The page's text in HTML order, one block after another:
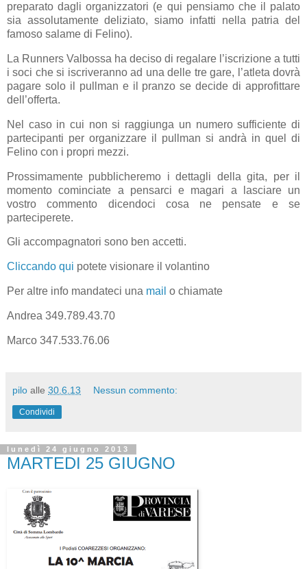
preparato dagli organizzatori (e qui pensiamo che il palato
sia assolutamente deliziato, siamo infatti nella patria del
famoso salame di Felino).
La Runners Valbossa ha deciso di regalare l’iscrizione a tutti
i soci che si iscriveranno ad una delle tre gare, l’atleta dovrà
pagare solo il pullman e il pranzo se decide di approfittare
dell’offerta.
Nel caso in cui non si raggiunga un numero sufficiente di
partecipanti per organizzare il pullman si andrà in quel di
Felino con i propri mezzi.
Prossimamente pubblicheremo i dettagli della gita, per il
momento cominciate a pensarci e magari a lasciare un
vostro commento dicendoci cosa ne pensate e se
parteciperete.
Gli accompagnatori sono ben accetti.
Cliccando qui potete visionare il volantino
Per altre info mandateci una mail o chiamate
Andrea 349.789.43.70
Marco 347.533.76.06
pilo alle 30.6.13 Nessun commento:
Condividi
lunedì 24 giugno 2013
MARTEDI 25 GIUGNO